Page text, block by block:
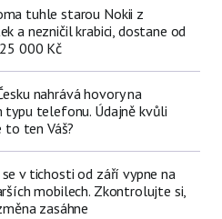
tuhle starou Nokii z
a nezničil krabici, dostane od
000 Kč
nahrává hovory na
typu telefonu. Údajně kvůli
to ten Váš?
v tichosti od září vypne na
mobilech. Zkontrolujte si,
zasáhne